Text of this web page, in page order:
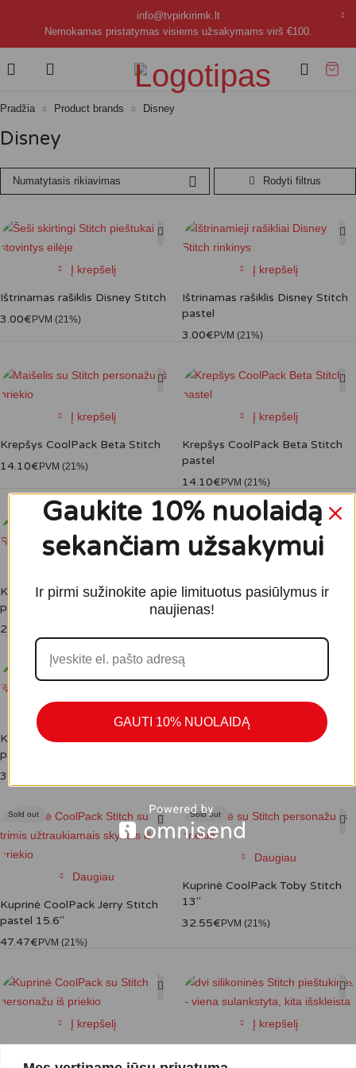
info@tvpirkirimk.lt
Nemokamas pristatymas visiems užsakymams virš €100.
Pradžia Product brands Disney
Disney
Numatytasis rikiavimas
Į krepšelį
Ištrinamas rašiklis Disney Stitch
3.00€ PVM (21%)
Į krepšelį
Ištrinamas rašiklis Disney Stitch
pastel
3.00€ PVM (21%)
Į krepšelį
Krepšys CoolPack Beta Stitch
14.10€ PVM (21%)
Į krepšelį
Krepšys CoolPack Beta Stitch
pastel
14.10€ PVM (21%)
Krepšys CoolPack Soho Stitch
pastel
27.35
Į krepšelį
Kuprinė CoolPack Cross Stitch
17"
Kuprinė CoolPack Cross Stitch
pastel 17"
39.10
Kuprinė CoolPack Jerry Stitch
Sold out
Daugiau
Kuprinė CoolPack Jerry Stitch
pastel 15.6″
47.47€ PVM (21%)
Sold out
Daugiau
Kuprinė CoolPack Toby Stitch
13″
32.55€ PVM (21%)
Į krepšelį Į krepšelį
Gaukite 10% nuolaidą
sekančiam užsakymui
Ir pirmi sužinokite apie limituotus pasiūlymus ir
naujienas!
GAUTI 10% NUOLAIDĄ